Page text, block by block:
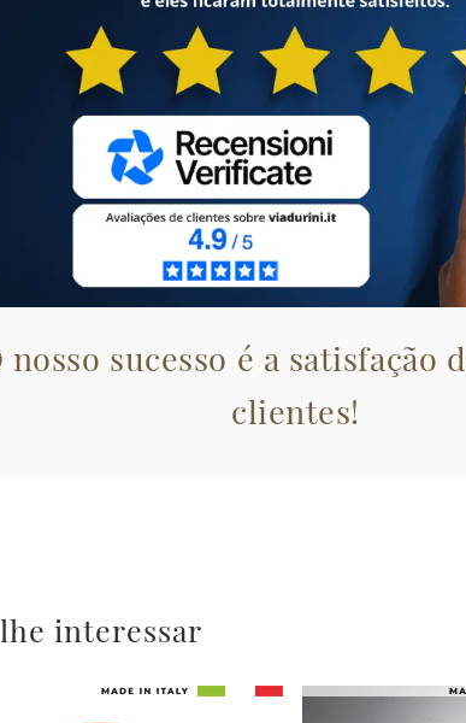
nosso sucesso é a satisfação
clientes!
interessar